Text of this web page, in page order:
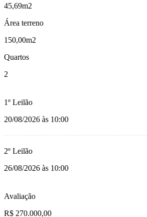
45,69m2
Área terreno
150,00m2
Quartos
2
1º Leilão
20/08/2026 às 10:00
2º Leilão
26/08/2026 às 10:00
Avaliação
R$ 270.000,00